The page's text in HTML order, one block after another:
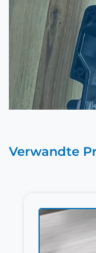
Verwandte